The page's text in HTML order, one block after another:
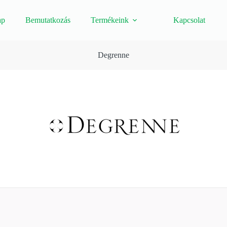
Bemutatkozás Termékeink Kapcsolat
Degrenne